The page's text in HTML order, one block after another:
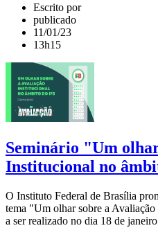
Escrito por
publicado
11/01/23
13h15
Seminário "Um
Institucional no
O Instituto Federal de Brasília
tema "Um olhar sobre a
a ser realizado no dia 18 de